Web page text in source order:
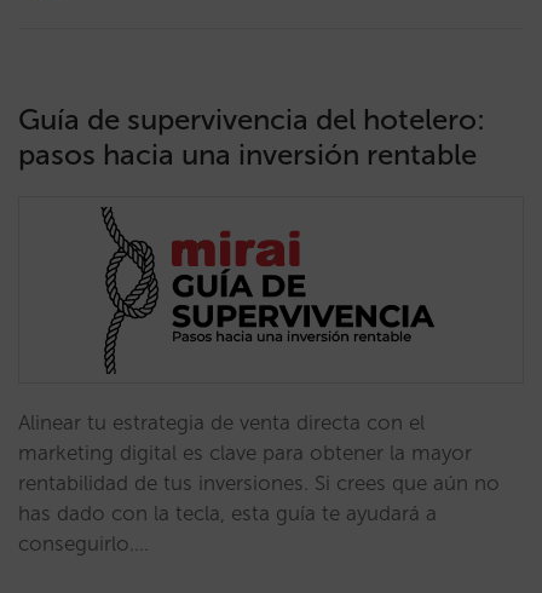
Guía de supervivencia del hotelero:
pasos hacia una inversión rentable
Alinear tu estrategia de venta directa con el
marketing digital es clave para obtener la mayor
rentabilidad de tus inversiones. Si crees que aún no
has dado con la tecla, esta guía te ayudará a
conseguirlo.…